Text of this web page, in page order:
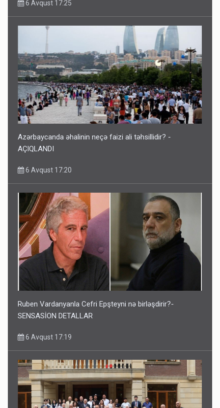
6 Avqust 17:25
Azərbaycanda əhalinin neçə faizi ali təhsillidir? -
AÇIQLANDI
6 Avqust 17:20
Ruben Vardanyanla Cefri Epşteyni nə birləşdirir?-
SENSASİON DETALLAR
6 Avqust 17:19